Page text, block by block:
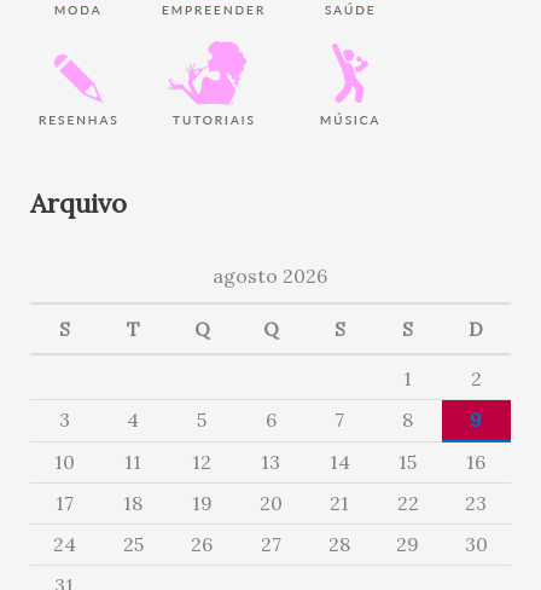
Arquivo
agosto 2026
S T Q Q S S D
1
2
3
4 5 6 7 8
9
10
11 12 13 14 15
16
17
18 19 20 21 22
23
24
25 26 27 28 29
30